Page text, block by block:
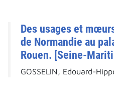
Des usages et
de Normandie au
Rouen. [Seine-
GOSSELIN, Edouard-